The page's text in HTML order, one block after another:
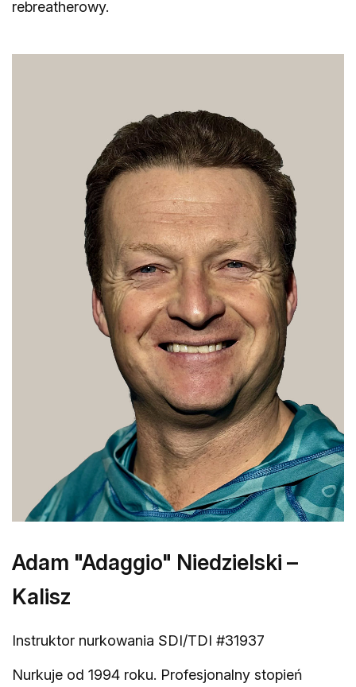
rebreatherowy.
Adam "Adaggio" Niedzielski –
Kalisz
Instruktor nurkowania SDI/TDI #31937
Nurkuje od 1994 roku. Profesjonalny stopień